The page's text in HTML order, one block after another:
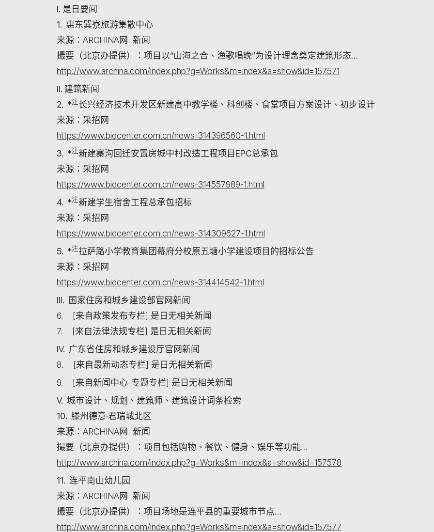
I. 是日要闻
1. 惠东巽寮旅游集散中心
来源：ARCHINA网 新闻
撮要（北京办提供）：项目以“山海之合、渔歌唱晚”为设计理念奠定建筑形态…
http://www.archina.com/index.php?g=Works&m=index&a=show&id=157571
II. 建筑新闻
2. *注长兴经济技术开发区新建高中教学楼、科创楼、食堂项目方案设计、初步设计
来源：采招网
https://www.bidcenter.com.cn/news-314396560-1.html
3. *注新建寨沟回迁安置房城中村改造工程项目EPC总承包
来源：采招网
https://www.bidcenter.com.cn/news-314557989-1.html
4. *注新建学生宿舍工程总承包招标
来源：采招网
https://www.bidcenter.com.cn/news-314309627-1.html
5. *注拉萨路小学教育集团幕府分校原五塘小学建设项目的招标公告
来源：采招网
https://www.bidcenter.com.cn/news-314414542-1.html
III. 国家住房和城乡建设部官网新闻
6. [来自政策发布专栏] 是日无相关新闻
7. [来自法律法规专栏] 是日无相关新闻
IV. 广东省住房和城乡建设厅官网新闻
8. [来自最新动态专栏] 是日无相关新闻
9. [来自新闻中心-专题专栏] 是日无相关新闻
V. 城市设计、规划、建筑师、建筑设计词条检索
10. 滕州德意·君瑞城北区
来源：ARCHINA网 新闻
撮要（北京办提供）：项目包括购物、餐饮、健身、娱乐等功能…
http://www.archina.com/index.php?g=Works&m=index&a=show&id=157578
11. 连平南山幼儿园
来源：ARCHINA网 新闻
撮要（北京办提供）：项目场地是连平县的重要城市节点…
http://www.archina.com/index.php?g=Works&m=index&a=show&id=157577